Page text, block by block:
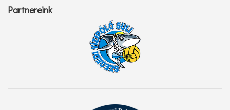
Partnereink